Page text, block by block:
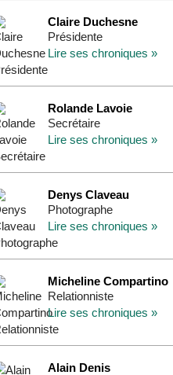
Claire Duchesne
Présidente
Lire ses chroniques »
Rolande Lavoie
Secrétaire
Lire ses chroniques »
Denys Claveau
Photographe
Lire ses chroniques »
Micheline Compartino
Relationniste
Lire ses chroniques »
Alain Denis